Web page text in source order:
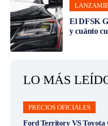
El DFSK
y cuánto
LO MÁS
PRECIOS OFICIALES
Ford Territory VS Toyota